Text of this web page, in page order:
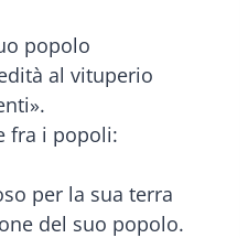
popolo
al vituperio
fra i popoli:
per la sua terra
del suo popolo.